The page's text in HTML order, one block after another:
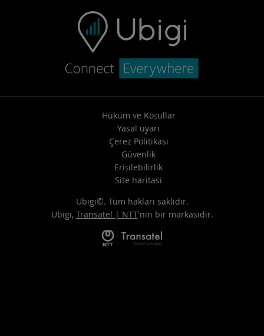
Hüküm ve Koşullar
Yasal uyarı
Çerez Politikası
Güvenlik
Erişilebilirlik
Site haritasi
Ubigi©. Tüm hakları saklıdır.
Ubigi, Transatel | NTT'nin bir markasıdır.